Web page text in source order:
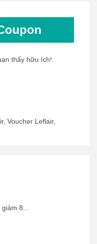
thấy hữu ích!
Voucher Leflair,
8...